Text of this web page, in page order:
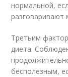
нормальной,
разговаривают
Третьим
диета.
бесполезным,